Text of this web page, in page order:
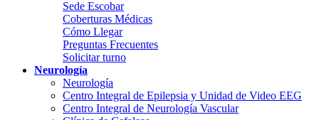
Sede Escobar
Coberturas Médicas
Cómo Llegar
Preguntas Frecuentes
Solicitar turno
Neurología
Neurología
Centro Integral de Epilepsia y Unidad de Video EEG
Centro Integral de Neurología Vascular